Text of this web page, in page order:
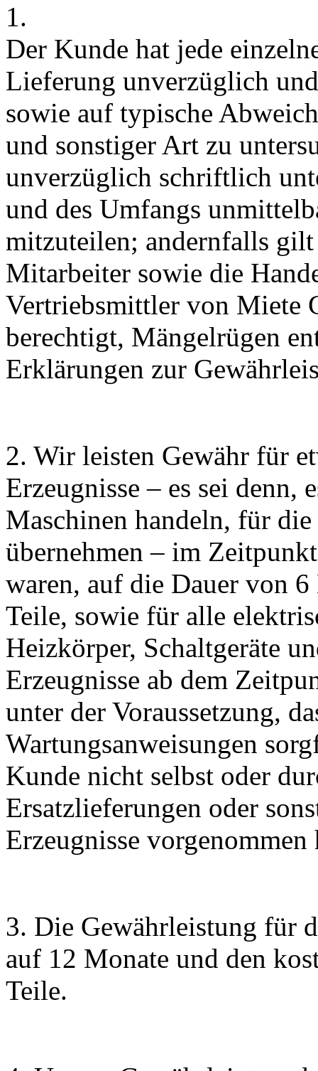
1.
Der Kunde hat jede
Lieferung unver­züglich
sowie auf typische
und sonstiger Art zu
unver­züglich schriftlich
und des Umfangs
mitzuteilen; andernfalls
Mit­arbeiter sowie die
Vertriebs­mittler von Miete
berechtigt, Mängel­rügen
Erklärungen zur
2. Wir leisten Gewähr für
Erzeugnisse – es sei denn,
Maschinen handeln, für
übernehmen – im
waren, auf die Dauer von
Teile, sowie für alle
Heizkörper, Schaltgeräte
Erzeugnisse ab dem
unter der Voraussetzung,
Wartungsanweisungen
Kunde nicht selbst oder
Ersatzlieferungen oder
Erzeugnisse vorgenommen
3. Die Gewährleistung für
auf 12 Monate und den
Teile.